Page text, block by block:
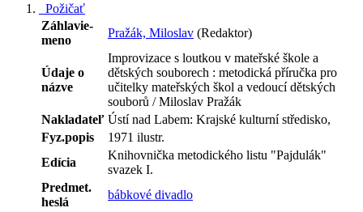
Požičať
Záhlavie-
meno
Pražák, Miloslav (Redaktor)
Údaje o
názve
Improvizace s loutkou v mateřské škole a
dětských souborech : metodická příručka pro
učitelky mateřských škol a vedoucí dětských
souborů / Miloslav Pražák
Nakladateľ Ústí nad Labem: Krajské kulturní středisko,
Fyz.popis
1971 ilustr.
Edícia
Knihovnička metodického listu "Pajdulák"
svazek I.
Predmet.
heslá
bábkové divadlo